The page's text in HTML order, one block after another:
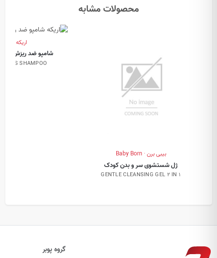
محصولات مشابه
بیبی برن · Baby Born
ژل شستشوی سر و بدن کودک
GENTLE CLEANSING GEL 2 IN 1
اریکه · Erikeh
شامپو ضد ریزش مو
LOSS SHAMPOO
گروه پوبر